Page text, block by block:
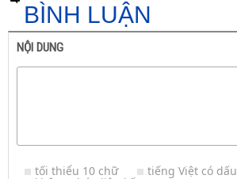
BÌNH LUẬN
NỘI DUNG
tối thiểu 10 chữ tiếng Việt có dấu